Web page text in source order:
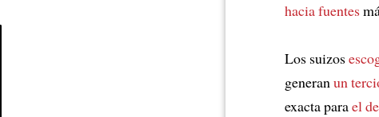
hacia fuentes
Los suizos
generanun
exacta parael